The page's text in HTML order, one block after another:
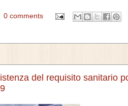
0 comments
del requisito sanitario